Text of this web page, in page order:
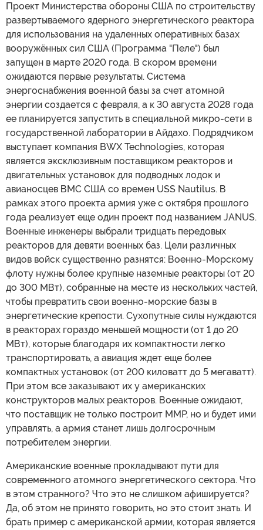
Проект Министерства обороны США по строительству
развертываемого ядерного энергетического реактора
для использования на удаленных оперативных базах
вооружённых сил США (Программа "Пеле") был
запущен в марте 2020 года. В скором времени
ожидаются первые результаты. Система
энергоснабжения военной базы за счет атомной
энергии создается с февраля, а к 30 августа 2028 года
ее планируется запустить в специальной микро-сети в
государственной лаборатории в Айдахо. Подрядчиком
выступает компания BWX Technologies, которая
является эксклюзивным поставщиком реакторов и
двигательных установок для подводных лодок и
авианосцев ВМС США со времен USS Nautilus. В
рамках этого проекта армия уже с октября прошлого
года реализует еще один проект под названием JANUS.
Военные инженеры выбрали тридцать передовых
реакторов для девяти военных баз. Цели различных
видов войск существенно разнятся: Военно-Морскому
флоту нужны более крупные наземные реакторы (от 20
до 300 МВт), собранные на месте из нескольких частей,
чтобы превратить свои военно-морские базы в
энергетические крепости. Сухопутные силы нуждаются
в реакторах гораздо меньшей мощности (от 1 до 20
МВт), которые благодаря их компактности легко
транспортировать, а авиация ждет еще более
компактных установок (от 200 киловатт до 5 мегаватт).
При этом все заказывают их у американских
конструкторов малых реакторов. Военные ожидают,
что поставщик не только построит ММР, но и будет ими
управлять, а армия станет лишь долгосрочным
потребителем энергии.
Американские военные прокладывают пути для
современного атомного энергетического сектора. Что
в этом странного? Что это не слишком афишируется?
Да, об этом не принято говорить, но это стоит знать. И
брать пример с американской армии, которая является